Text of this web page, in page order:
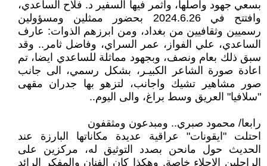
بسعي جهود واصلها، واثمر فيها السفير د. فلاح الساعدي،
وافتتح في 2024.6.26 بحضور ممثلين ومسؤولين
رسميين وثقافيين من بغداد، ومن ابرزهم الذوات: عارف
الساعدي، علي الفواز، عمر السراي، وفاضل ثامر.. وقد
سبق ذلك بعام ونصف، وبجهود مماثلة للساعدي ايضا، تم
اعادة صورة الشاعر الكبيـر، بشكل رسمي، الى جانب
صور مشاهير تشيك واجانب، لتزهو بها جدران مقهى
"سلافيا" العريق وسط براغ، والى اليوم..
رابعا/ محمود صبري.. ومبدعون ومثقفون
احتلت "ايقونات" عراقية عديدة مكاناتها البارزة عند
الحديث حول مانحن بصدد التوثيق له، مركزين على
الراحلين الاجلاء خاصة. وهكذا كان الفنان والمفكر الرائد